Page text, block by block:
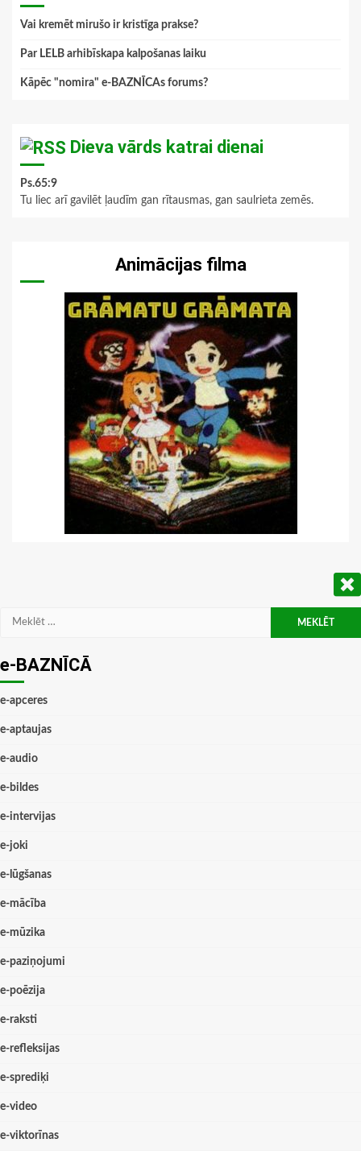
Vai kremēt mirušo ir kristīga prakse?
Par LELB arhibīskapa kalpošanas laiku
Kāpēc "nomira" e-BAZNĪCAs forums?
Dieva vārds katrai dienai
Ps.65:9
Tu liec arī gavilēt ļaudīm gan rītausmas, gan saulrieta zemēs.
Animācijas filma
Meklēt:
e-BAZNĪCĀ
e-apceres
e-aptaujas
e-audio
e-bildes
e-intervijas
e-joki
e-lūgšanas
e-mācība
e-mūzika
e-paziņojumi
e-poēzija
e-raksti
e-refleksijas
e-sprediķi
e-video
e-viktorīnas